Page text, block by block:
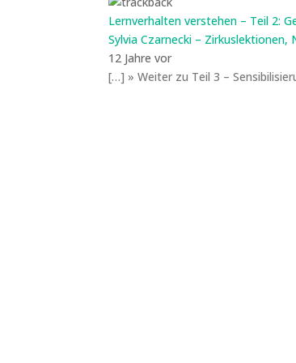
Lernverhalten verstehen – Teil 2:
Sylvia Czarnecki –
12 Jahre vor
[…] » Weiter zu Teil 3 –